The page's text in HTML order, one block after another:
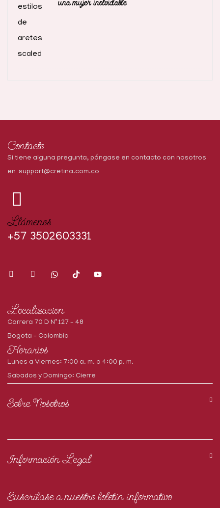
una mujer inolvidable
Contacto
Si tiene alguna pregunta, póngase en contacto con nosotros
en support@cretina.com.co
Llámenos
+57 3502603331
Localizacion
Carrera 70 D N° 127 – 48
Bogota – Colombia
Horarios
Lunes a Viernes: 7:00 a. m. a 4:00 p. m.
Sabados y Domingo: Cierre
Sobre Nosotros
Información Legal
Suscríbase a nuestro boletín informativo